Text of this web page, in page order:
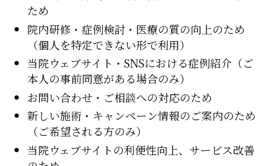
ため
院内研修・症例検討・医療の質の向上のため
（個人を特定できない形で利用）
当院ウェブサイト・SNSにおける症例紹介（ご
本人の事前同意がある場合のみ）
お問い合わせ・ご相談への対応のため
新しい施術・キャンペーン情報のご案内のため
（ご希望される方のみ）
当院ウェブサイトの利便性向上、サービス改善